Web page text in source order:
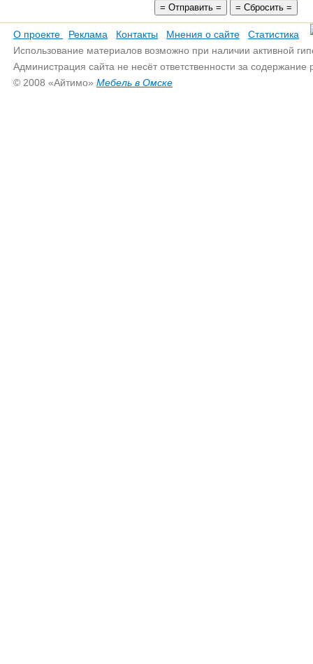
О проекте Реклама Контакты Мнения о сайте
Статистика
Использование материалов возможно при наличии активной
Администрация сайта не несёт ответственности за
© 2008 «Айтимо» Мебель в Омске